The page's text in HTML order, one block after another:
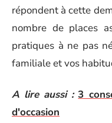
répondent à cette
nombre de places
pratiques à ne pas
familiale et vos
A lire aussi : 3
d'occasion